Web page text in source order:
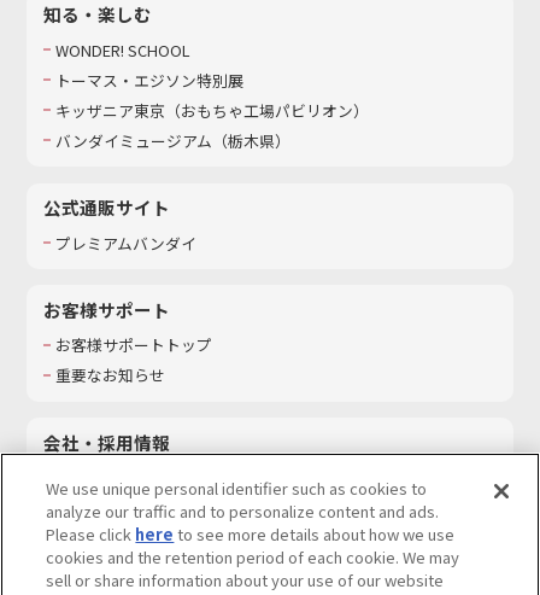
知る・楽しむ
WONDER! SCHOOL
トーマス・エジソン特別展
キッザニア東京（おもちゃ工場パビリオン）​
バンダイミュージアム（栃木県）
公式通販サイト
プレミアムバンダイ
お客様サポート
お客様サポートトップ
重要なお知らせ
会社・採用情報
採用情報
サステナビリティ
お問い合わせ
We use unique personal identifier such as cookies to
analyze our traffic and to personalize content and ads.
Please click here to see more details about how we use
cookies and the retention period of each cookie. We may
sell or share information about your use of our website